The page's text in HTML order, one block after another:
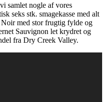
samlet nogle af vores
seks stk. smagekasse med alt
med stor frugtig fylde og
Sauvignon let krydret og
fra Dry Creek Valley.